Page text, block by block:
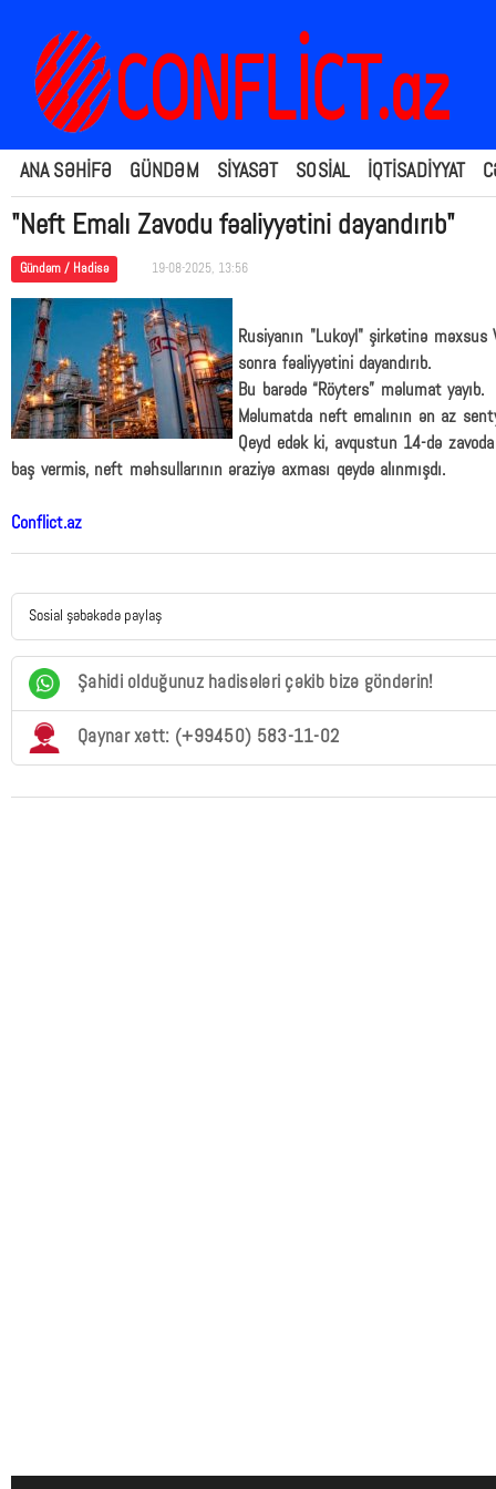
ANA SƏHİFƏ GÜNDƏM SİYASƏT SOSİAL İQTİSADİYYAT
"Neft Emalı Zavodu fəaliyyətini dayandırıb"
Gündəm / Hadisə 19-08-2025, 13:56
Rusiyanın "Lukoyl" şirkətinə məxsus
sonra fəaliyyətini dayandırıb.
Bu barədə “Röyters” məlumat yayıb.
Məlumatda neft emalının ən az
Qeyd edək ki, avqustun 14-də
baş vermis, neft məhsullarının əraziyə axması qeydə alınmışdı.
Conflict.az
Sosial şəbəkədə paylaş
Şahidi olduğunuz hadisələri çəkib bizə göndərin!
Qaynar xətt: (+99450) 583-11-02